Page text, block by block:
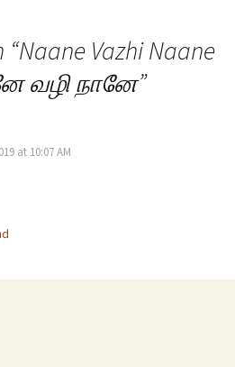
“Naane Vazhi Naane
வழி நானே”
at 10:07 AM